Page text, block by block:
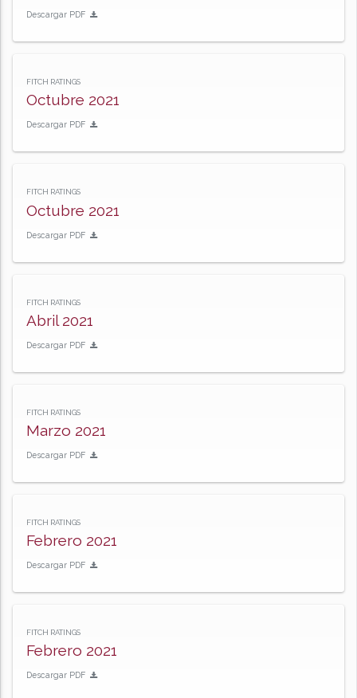
Descargar PDF
FITCH RATINGS
Octubre 2021
Descargar PDF
FITCH RATINGS
Octubre 2021
Descargar PDF
FITCH RATINGS
Abril 2021
Descargar PDF
FITCH RATINGS
Marzo 2021
Descargar PDF
FITCH RATINGS
Febrero 2021
Descargar PDF
FITCH RATINGS
Febrero 2021
Descargar PDF